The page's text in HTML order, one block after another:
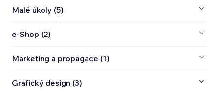
Malé úkoly (5)
e‑Shop (2)
Marketing a propagace (1)
Grafický design (3)